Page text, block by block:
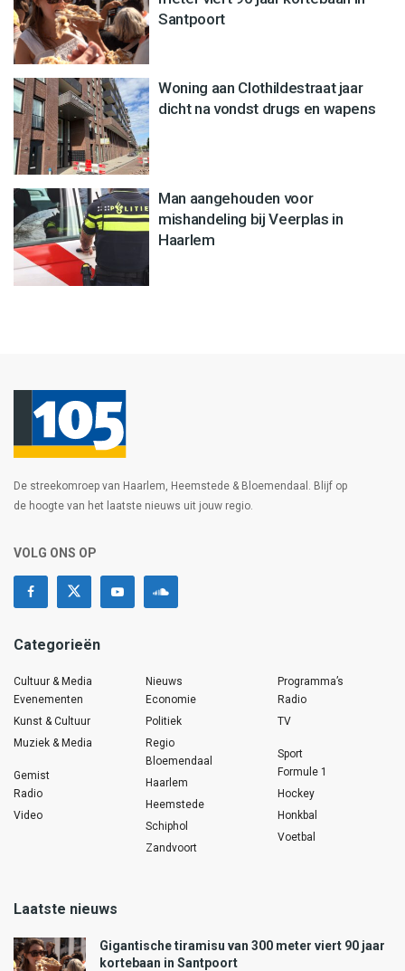
Santpoort
Woning aan Clothildestraat jaar
dicht na vondst drugs en wapens
Man aangehouden voor
mishandeling bij Veerplas in
Haarlem
De streekomroep van Haarlem, Heemstede & Bloemendaal. Blijf op
de hoogte van het laatste nieuws uit jouw regio.
VOLG ONS OP
Categorieën
Cultuur & Media
Evenementen
Kunst & Cultuur
Muziek & Media
Gemist
Radio
Video
Nieuws
Economie
Politiek
Regio
Bloemendaal
Haarlem
Heemstede
Schiphol
Zandvoort
Programma’s
Radio
TV
Sport
Formule 1
Hockey
Honkbal
Voetbal
Laatste nieuws
Gigantische tiramisu van 300 meter viert 90 jaar
kortebaan in Santpoort